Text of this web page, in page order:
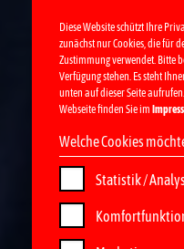
Diese Website schützt Ihre
zunächst nur Cookies, die für
Zustimmung verwendet. Bitte
Verfügung stehen. Es steht
unten auf dieser Seite
Webseite finden Sie im
Welche Cookies
Statistik /